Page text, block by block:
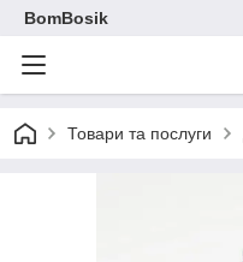
BomBosik
Товари та послуги